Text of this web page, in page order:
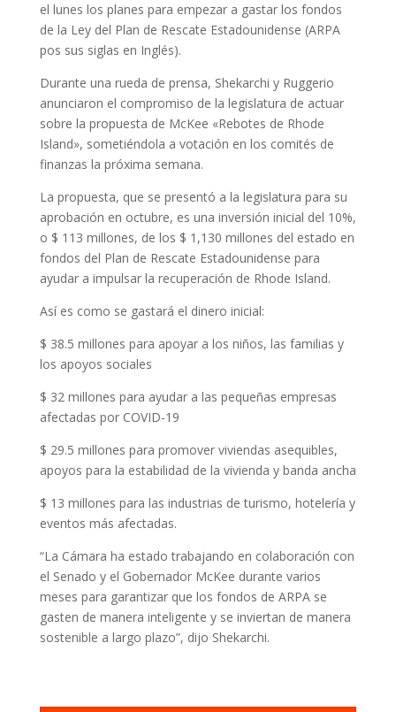
el lunes los planes para empezar a gastar los fondos
de la Ley del Plan de Rescate Estadounidense (ARPA
pos sus siglas en Inglés).
Durante una rueda de prensa, Shekarchi y Ruggerio
anunciaron el compromiso de la legislatura de actuar
sobre la propuesta de McKee «Rebotes de Rhode
Island», sometiéndola a votación en los comités de
finanzas la próxima semana.
La propuesta, que se presentó a la legislatura para su
aprobación en octubre, es una inversión inicial del 10%,
o $ 113 millones, de los $ 1,130 millones del estado en
fondos del Plan de Rescate Estadounidense para
ayudar a impulsar la recuperación de Rhode Island.
Así es como se gastará el dinero inicial:
$ 38.5 millones para apoyar a los niños, las familias y
los apoyos sociales
$ 32 millones para ayudar a las pequeñas empresas
afectadas por COVID-19
$ 29.5 millones para promover viviendas asequibles,
apoyos para la estabilidad de la vivienda y banda ancha
$ 13 millones para las industrias de turismo, hotelería y
eventos más afectadas.
“La Cámara ha estado trabajando en colaboración con
el Senado y el Gobernador McKee durante varios
meses para garantizar que los fondos de ARPA se
gasten de manera inteligente y se inviertan de manera
sostenible a largo plazo”, dijo Shekarchi.